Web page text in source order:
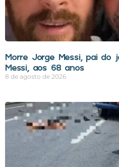
Morre Jorge Messi, pai do
Messi, aos 68 anos
8 de agosto de 2026